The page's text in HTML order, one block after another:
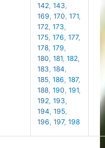
142,143,
169,170,171,
172,173,
175,176,177,
178,179,
180,181,182,
183,184,
185,186,187,
188,190,191,
192,193,
194,195,
196,197,198